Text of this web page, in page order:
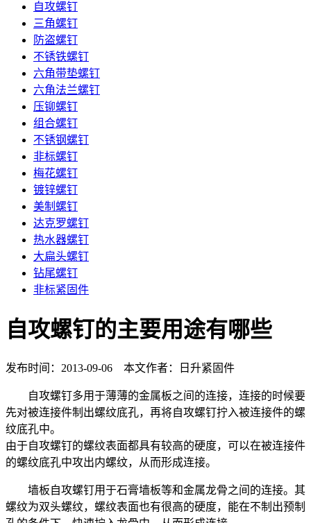
自攻螺钉
三角螺钉
防盗螺钉
不锈铁螺钉
六角带垫螺钉
六角法兰螺钉
压铆螺钉
组合螺钉
不锈钢螺钉
非标螺钉
梅花螺钉
镀锌螺钉
美制螺钉
达克罗螺钉
热水器螺钉
大扁头螺钉
钻尾螺钉
非标紧固件
自攻螺钉的主要用途有哪些
发布时间：2013-09-06 本文作者：日升紧固件
自攻螺钉多用于薄薄的金属板之间的连接，连接的时候要
先对被连接件制出螺纹底孔，再将自攻螺钉拧入被连接件的螺
纹底孔中。
由于自攻螺钉的螺纹表面都具有较高的硬度，可以在被连接件
的螺纹底孔中攻出内螺纹，从而形成连接。
墙板自攻螺钉用于石膏墙板等和金属龙骨之间的连接。其
螺纹为双头螺纹，螺纹表面也有很高的硬度，能在不制出预制